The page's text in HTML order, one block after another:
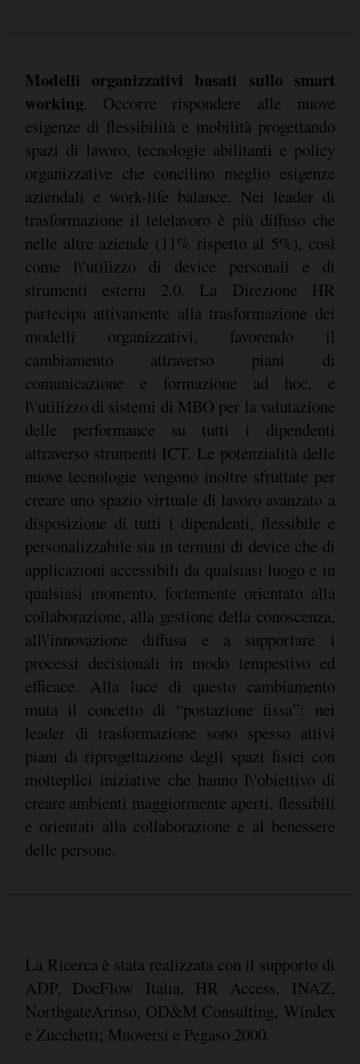
Modelli organizzativi basati sullo smart
working. Occorre rispondere alle nuove
esigenze di flessibilità e mobilità progettando
spazi di lavoro, tecnologie abilitanti e policy
organizzative che concilino meglio esigenze
aziendali e work-life balance. Nei leader di
trasformazione il telelavoro è più diffuso che
nelle altre aziende (11% rispetto al 5%), così
come l\'utilizzo di device personali e di
strumenti esterni 2.0. La Direzione HR
partecipa attivamente alla trasformazione dei
modelli organizzativi, favorendo il
cambiamento attraverso piani di
comunicazione e formazione ad hoc, e
l\'utilizzo di sistemi di MBO per la valutazione
delle performance su tutti i dipendenti
attraverso strumenti ICT. Le potenzialità delle
nuove tecnologie vengono inoltre sfruttate per
creare uno spazio virtuale di lavoro avanzato a
disposizione di tutti i dipendenti, flessibile e
personalizzabile sia in termini di device che di
applicazioni accessibili da qualsiasi luogo e in
qualsiasi momento, fortemente orientato alla
collaborazione, alla gestione della conoscenza,
all\'innovazione diffusa e a supportare i
processi decisionali in modo tempestivo ed
efficace. Alla luce di questo cambiamento
muta il concetto di “postazione fissa”: nei
leader di trasformazione sono spesso attivi
piani di riprogettazione degli spazi fisici con
molteplici iniziative che hanno l\'obiettivo di
creare ambienti maggiormente aperti, flessibili
e orientati alla collaborazione e al benessere
delle persone.
La Ricerca è stata realizzata con il supporto di
ADP, DocFlow Italia, HR Access, INAZ,
NorthgateArinso, OD&M Consulting, Windex
e Zucchetti; Muoversi e Pegaso 2000.